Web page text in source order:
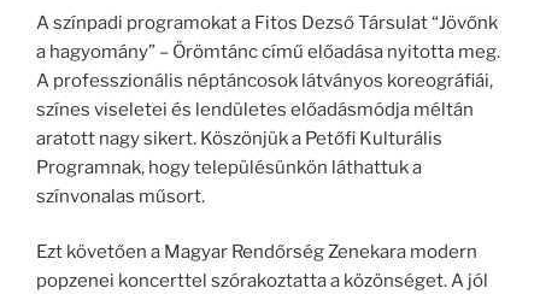
A színpadi programokat a Fitos Dezső Társulat “Jövőnk
a hagyomány” – Örömtánc című előadása nyitotta meg.
A professzionális néptáncosok látványos koreográfiái,
színes viseletei és lendületes előadásmódja méltán
aratott nagy sikert. Köszönjük a Petőfi Kulturális
Programnak, hogy településünkön láthattuk a
színvonalas műsort.
Ezt követően a Magyar Rendőrség Zenekara modern
popzenei koncerttel szórakoztatta a közönséget. A jól